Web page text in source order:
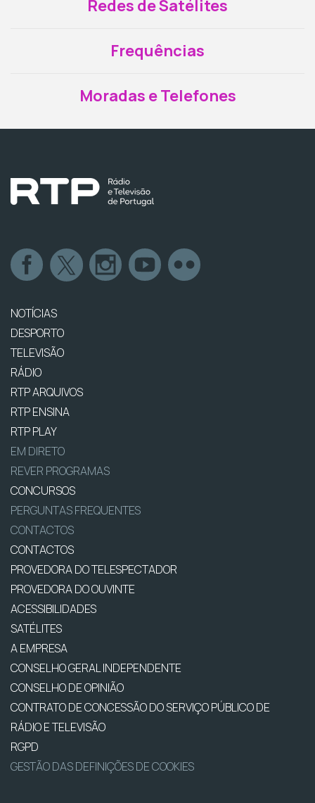
Redes de Satélites
Frequências
Moradas e Telefones
NOTÍCIAS
DESPORTO
TELEVISÃO
RÁDIO
RTP ARQUIVOS
RTP ENSINA
RTP PLAY
EM DIRETO
REVER PROGRAMAS
CONCURSOS
PERGUNTAS FREQUENTES
CONTACTOS
CONTACTOS
PROVEDORA DO TELESPECTADOR
PROVEDORA DO OUVINTE
ACESSIBILIDADES
SATÉLITES
A EMPRESA
CONSELHO GERAL INDEPENDENTE
CONSELHO DE OPINIÃO
CONTRATO DE CONCESSÃO DO SERVIÇO PÚBLICO DE
RÁDIO E TELEVISÃO
RGPD
GESTÃO DAS DEFINIÇÕES DE COOKIES